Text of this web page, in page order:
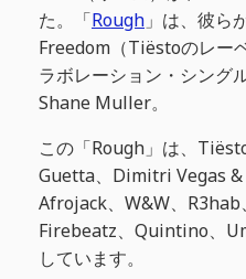
た。「Rough 」は、彼ら
Freedom（Tiëstoのレー
ラボレーション・シング
Shane Muller。
この「Rough」は、
Guetta、Dimitri Vegas
Afrojack、W&W、R3hab
Firebeatz、Quintino、
しています。